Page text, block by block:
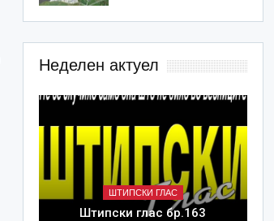
Неделен актуел
ШТИПСКИ ГЛАС
Штипски глас бр.163